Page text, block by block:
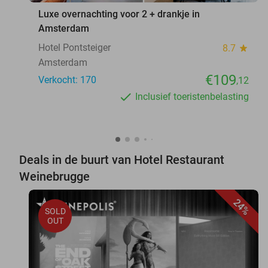
Luxe overnachting voor 2 + drankje in
Amsterdam
Hotel Pontsteiger
8.7 star
Amsterdam
Verkocht: 170
€109,12
Inclusief toeristenbelasting
Deals in de buurt van Hotel Restaurant
Weinebrugge
24%
SOLD
OUT